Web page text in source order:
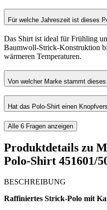
Für welche Jahreszeit ist dieses
Das Shirt ist ideal für Frühling
Baumwoll-Strick-Konstruktion
wärmeren Temperaturen.
Von welcher Marke stammt
Hat das Polo-Shirt einen
Alle 6 Fragen anzeigen
Produktdetails zu
Polo-Shirt 451601/
BESCHREIBUNG
Raffiniertes Strick-Polo mit